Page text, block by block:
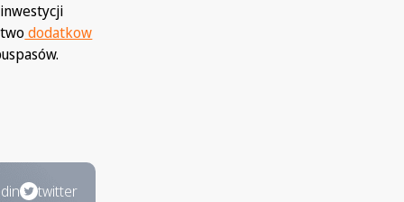
dodatkow
twitter